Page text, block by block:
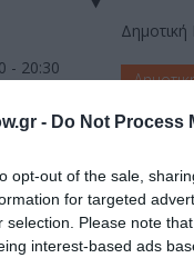
- Do Not Process
opt-out of the sale,
for targeted
selection. Please note
interest-based ads
- 20:30
πρώτοι όλες